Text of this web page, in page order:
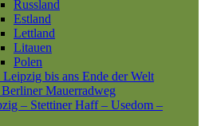
Russland
Estland
Lettland
Litauen
Polen
bis ans Ende der Welt
Mauerradweg
– Stettiner Haff – Usedom –